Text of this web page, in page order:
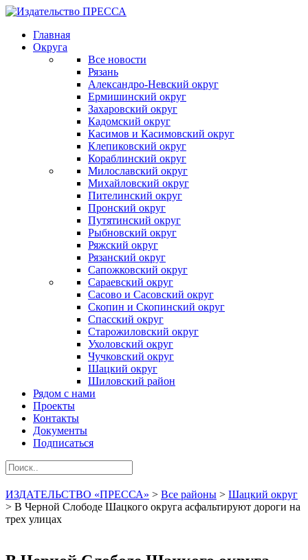
Главная
Округа
Все новости
Рязань
Александро-Невский округ
Ермишинский округ
Захаровский округ
Кадомский округ
Касимов и Касимовский округ
Клепиковский округ
Кораблинский округ
Милославский округ
Михайловский округ
Пителинский округ
Пронский округ
Путятинский округ
Рыбновский округ
Ряжский округ
Рязанский округ
Сапожковский округ
Сараевский округ
Сасово и Сасовский округ
Скопин и Скопинский округ
Спасский округ
Старожиловский округ
Ухоловский округ
Чучковский округ
Шацкий округ
Шиловский район
Рядом с нами
Проекты
Контакты
Документы
Подписаться
ИЗДАТЕЛЬСТВО «ПРЕССА» > Все районы > Шацкий округ
> В Черной Слободе Шацкого округа асфальтируют дороги на
трех улицах